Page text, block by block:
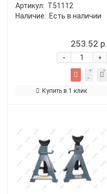
Артикул: T51112
Наличие: Есть в наличии
253.52 р.
+
-
Купить в 1 клик